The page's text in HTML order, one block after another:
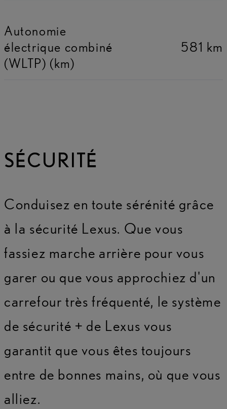
Autonomie
électrique combiné
(WLTP) (km)
581 km
SÉCURITÉ
Conduisez en toute sérénité grâce
à la sécurité Lexus. Que vous
fassiez marche arrière pour vous
garer ou que vous approchiez d'un
carrefour très fréquenté, le système
de sécurité + de Lexus vous
garantit que vous êtes toujours
entre de bonnes mains, où que vous
alliez.